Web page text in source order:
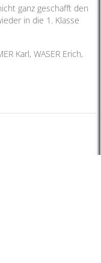
ganz geschafft den
in die 1. Klasse
Karl, WASER Erich,